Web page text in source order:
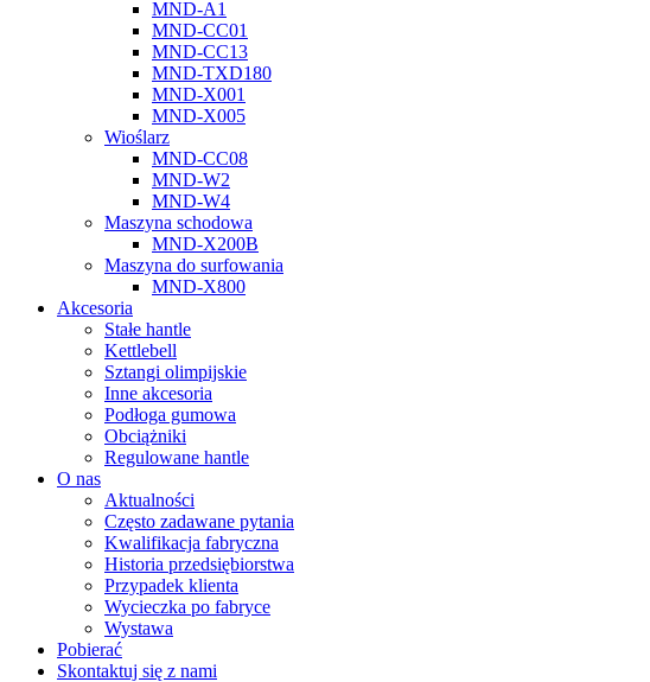
MND-A1
MND-CC01
MND-CC13
MND-TXD180
MND-X001
MND-X005
Wioślarz
MND-CC08
MND-W2
MND-W4
Maszyna schodowa
MND-X200B
Maszyna do surfowania
MND-X800
Akcesoria
Stałe hantle
Kettlebell
Sztangi olimpijskie
Inne akcesoria
Podłoga gumowa
Obciążniki
Regulowane hantle
O nas
Aktualności
Często zadawane pytania
Kwalifikacja fabryczna
Historia przedsiębiorstwa
Przypadek klienta
Wycieczka po fabryce
Wystawa
Pobierać
Skontaktuj się z nami